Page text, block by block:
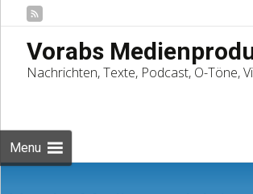
Vorabs
Nachrichten, Texte, Podcast, O-Töne,
Menu